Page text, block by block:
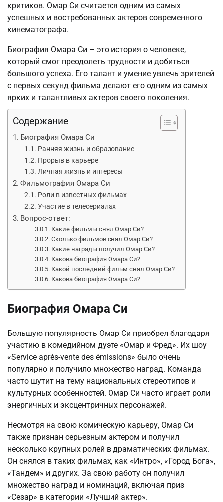
критиков. Омар Си считается одним из самых
успешных и востребованных актеров современного
кинематографа.
Биография Омара Си – это история о человеке,
который смог преодолеть трудности и добиться
большого успеха. Его талант и умение увлечь зрителей
с первых секунд фильма делают его одним из самых
ярких и талантливых актеров своего поколения.
Содержание
Биография Омара Си
Ранняя жизнь и образование
Прорыв в карьере
Личная жизнь и интересы
Фильмография Омара Си
Роли в известных фильмах
Участие в телесериалах
Вопрос-ответ:
Какие фильмы снял Омар Си?
Сколько фильмов снял Омар Си?
Какие награды получил Омар Си?
Какова биография Омара Си?
Какой последний фильм снял Омар Си?
Какова биография Омара Си?
Биография Омара Си
Большую популярность Омар Си приобрел благодаря
участию в комедийном дуэте «Омар и Фред». Их шоу
«Service après-vente des émissions» было очень
популярно и получило множество наград. Команда
часто шутит на тему национальных стереотипов и
культурных особенностей. Омар Си часто играет роли
энергичных и эксцентричных персонажей.
Несмотря на свою комическую карьеру, Омар Си
также признан серьезным актером и получил
несколько крупных ролей в драматических фильмах.
Он снялся в таких фильмах, как «Интро», «Город Бога»,
«Тандем» и других. За свою работу он получил
множество наград и номинаций, включая приз
«Сезар» в категории «Лучший актер».